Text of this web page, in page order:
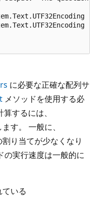
に必要な正確な配列サ
メソッドを使用する必
するには、
す。 一般に、
り当てが少なくなり
の実行速度は一般的に
いる